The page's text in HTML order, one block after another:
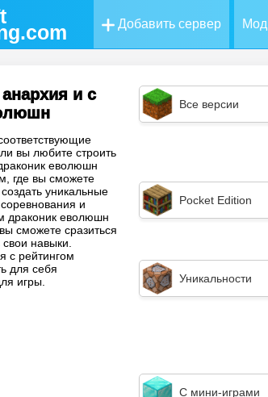
.com Добавить сервер
и с
вы любите строить
еволюшн
где вы сможете
уникальные
и
драконик еволюшн
сможете сразиться
свои навыки.
с рейтингом
для себя
игры.
Все версии
Pocket Edition
Уникальности
С мини-играми